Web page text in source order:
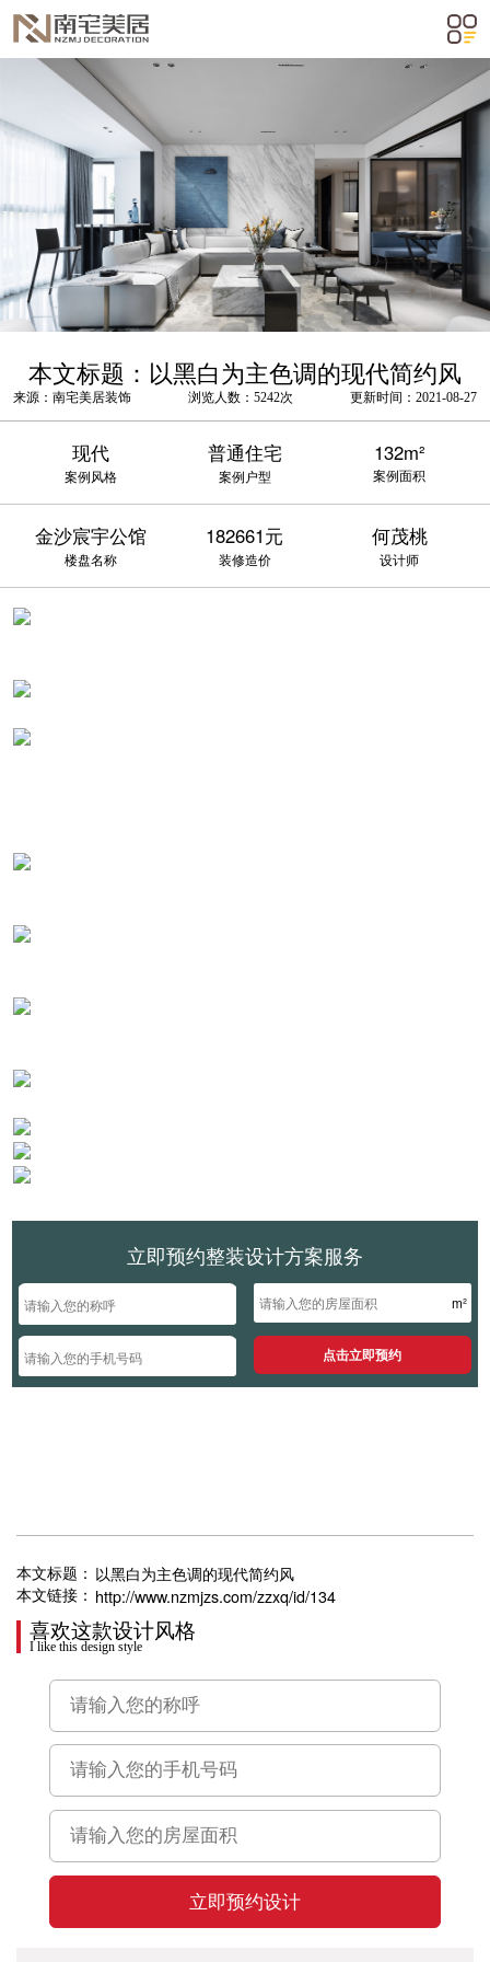
本文标题：以黑白为主色调的现代简约风
来源：南宅美居装饰 浏览人数：5242次 更新时间：2021-08-27
现代
案例风格
普通住宅
案例户型
132m²
案例面积
金沙宸宇公馆
楼盘名称
182661元
装修造价
何茂桃
设计师
立即预约整装设计方案服务
m²
点击立即预约
本文标题： 以黑白为主色调的现代简约风
本文链接： http://www.nzmjzs.com/zzxq/id/134
喜欢这款设计风格
I like this design style
m²
立即预约设计